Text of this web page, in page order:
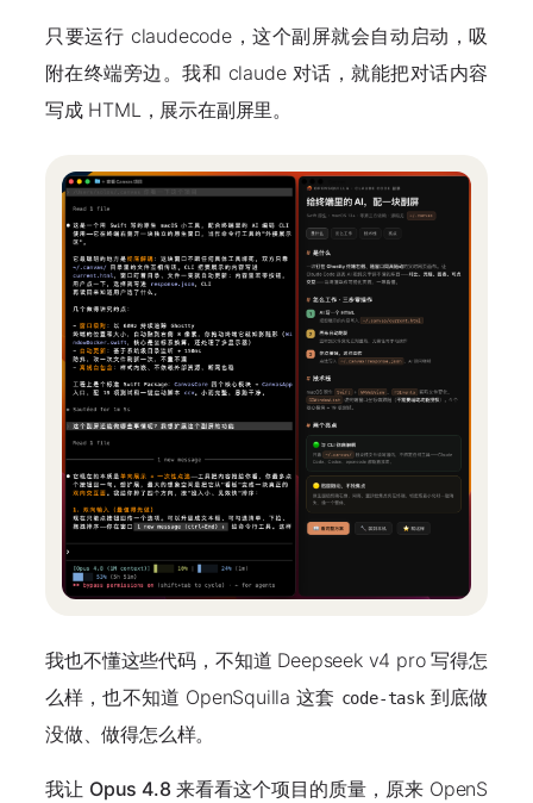
只要运行 claudecode，这个副屏就会自动启动，吸
附在终端旁边。我和 claude 对话，就能把对话内容
写成 HTML，展示在副屏里。
我也不懂这些代码，不知道 Deepseek v4 pro 写得怎
么样，也不知道 OpenSquilla 这套 code-task到底做
没做、做得怎么样。
我让 Opus 4.8 来看看这个项目的质量，原来 OpenS